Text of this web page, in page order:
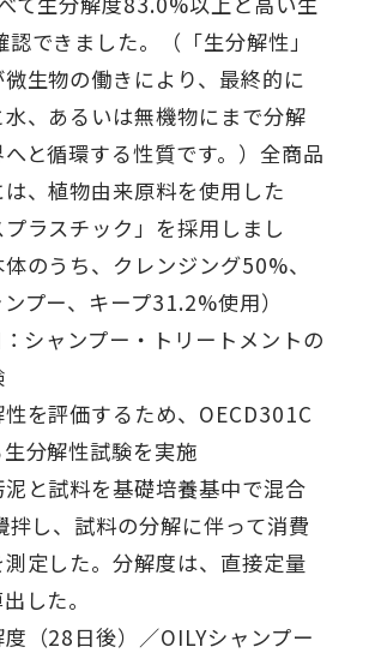
認できました。（「生分解性」
生物の働きにより、最終的に
、あるいは無機物にまで分解
と循環する性質です。）全商品
、植物由来原料を使用した
プラスチック」を採用しまし
のうち、クレンジング50%、
プー、キープ31.2%使用）
シャンプー・トリートメントの
を評価するため、OECD301C
分解性試験を実施
と試料を基礎培養基中で混合
拌し、試料の分解に伴って消費
定した。分解度は、直接定量
した。
（28日後）／OILYシャンプー